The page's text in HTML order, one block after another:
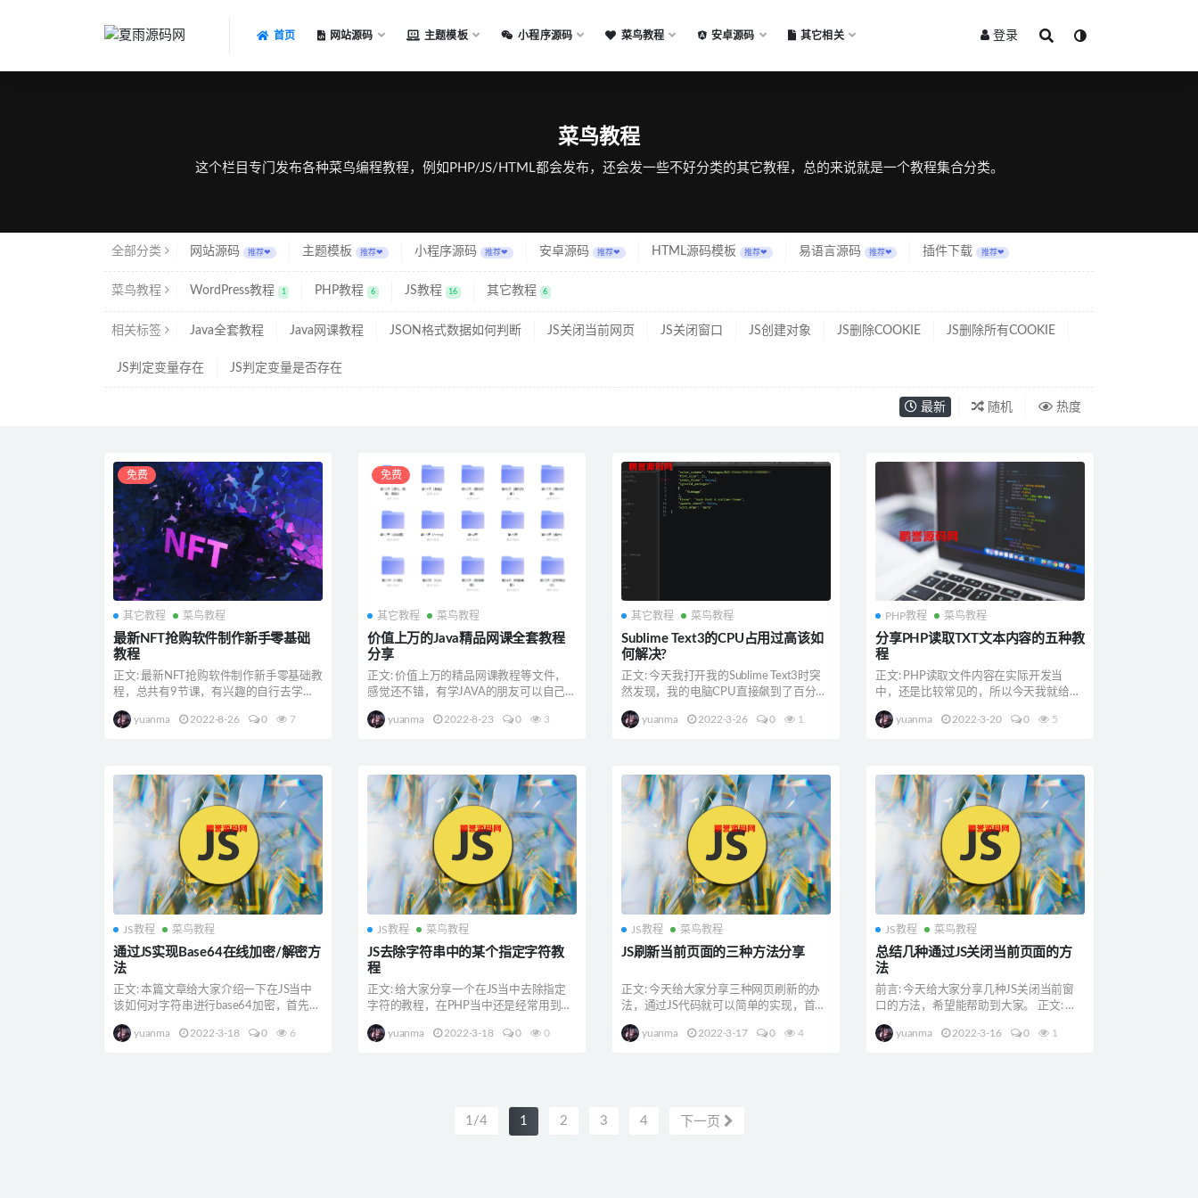
首页 网站源码 主题模板 小程序源码 菜鸟教程 安卓源码 其它相关 登录
菜鸟教程
这个栏目专门发布各种菜鸟编程教程，例如PHP/JS/HTML都会发布，还会发一些不好分类的其它教程，总的来说就是一个教程集合分类。
全部分类 网站源码 推荐❤ 主题模板 推荐❤ 小程序源码 推荐❤ 安卓源码 推荐❤ HTML源码模板 推荐❤ 易语言源码 推荐❤ 插件下载 推荐❤
菜鸟教程 WordPress教程 1 PHP教程 6 JS教程 16 其它教程 6
相关标签 Java全套教程 Java网课教程 JSON格式数据如何判断 JS关闭当前网页 JS关闭窗口 JS创建对象 JS删除COOKIE JS删除所有COOKIE
JS判定变量存在 JS判定变量是否存在
最新 随机 热度
免费
其它教程 菜鸟教程
最新NFT抢购软件制作新手零基础
教程
正文: 最新NFT抢购软件制作新手零基础教
程，总共有9节课，有兴趣的自行去学习
yuanma
2022-8-26 0 7
免费
其它教程 菜鸟教程
价值上万的Java精品网课全套教程
分享
正文: 价值上万的精品网课教程等文件，
感觉还不错，有学JAVA的朋友可以自己去
yuanma
2022-8-23 0 3
其它教程 菜鸟教程
Sublime Text3的CPU占用过高该如
何解决?
正文: 今天我打开我的Sublime Text3时突
然发现，我的电脑CPU直接飙到了百分之
yuanma
2022-3-26 0 1
PHP教程 菜鸟教程
分享PHP读取TXT文本内容的五种教
程
正文: PHP读取文件内容在实际开发当
中，还是比较常见的，所以今天我就给大
yuanma
2022-3-20 0 5
JS教程 菜鸟教程
通过JS实现Base64在线加密/解密方
法
正文: 本篇文章给大家介绍一下在JS当中
该如何对字符串进行base64加密，首先我
yuanma
2022-3-18 0 6
JS教程 菜鸟教程
JS去除字符串中的某个指定字符教
程
正文: 给大家分享一个在JS当中去除指定
字符的教程，在PHP当中还是经常用到
yuanma
2022-3-18 0 0
JS教程 菜鸟教程
JS刷新当前页面的三种方法分享
正文: 今天给大家分享三种网页刷新的办
法，通过JS代码就可以简单的实现，首先
yuanma
2022-3-17 0 4
JS教程 菜鸟教程
总结几种通过JS关闭当前页面的方
法
前言: 今天给大家分享几种JS关闭当前窗
口的方法，希望能帮助到大家。 正文: 第
yuanma
2022-3-16 0 1
1/4 1 2 3 4 下一页